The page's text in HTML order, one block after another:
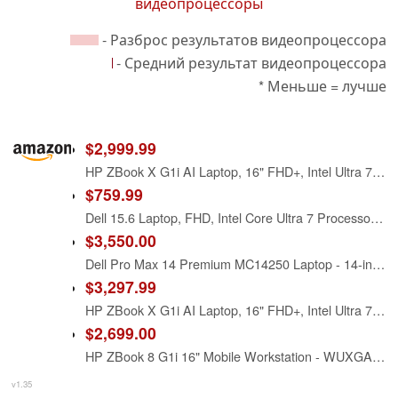
- Разброс результатов видеопроцессора
- Средний результат видеопроцессора
* Меньше = лучше
$2,999.99
HP ZBook X G1i AI Laptop, 16" FHD+, Intel Ultra 7 265H, 32GB DDR5, 1TB SSD
$759.99
Dell 15.6 Laptop, FHD, Intel Core Ultra 7 Processor 255U, Windows 11 Home
$3,550.00
Dell Pro Max 14 Premium MC14250 Laptop - 14-inch QHD+ (2880 x 1800) Tandem OLED Touch Display - Intel Core Ultra 7 265H - 32GB RAM - 1TB SSD - Win11 Pro
$3,297.99
HP ZBook X G1i AI Laptop, 16" FHD+, Intel Ultra 7 265H, 64GB DDR5, 1TB SSD
$2,699.00
HP ZBook 8 G1i 16" Mobile Workstation - WUXGA - 60 Hz - Intel Core Ultra 7 265H - vPro Technology - 32 GB - 1 TB SSD - English Keyboard - Meteor Silver - Intel Chip - 1920 x 1200 - Windows 11 Pro - Ar
v1.35